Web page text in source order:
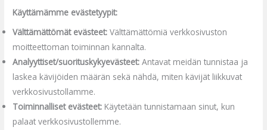
Käyttämämme evästetyypit:
Välttämättömät evästeet: Välttämättömiä verkkosivuston
moitteettoman toiminnan kannalta.
Analyyttiset/suorituskykyevästeet: Antavat meidän tunnistaa ja
laskea kävijöiden määrän sekä nähdä, miten kävijät liikkuvat
verkkosivustollamme.
Toiminnalliset evästeet: Käytetään tunnistamaan sinut, kun
palaat verkkosivustollemme.